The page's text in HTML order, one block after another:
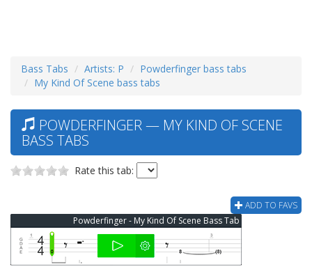
Bass Tabs Artists: P
Powderfinger bass tabs
My Kind Of Scene bass tabs
POWDERFINGER — MY KIND OF SCENE
BASS TABS
Rate this tab:
ADD TO FAVS
Powderfinger - My Kind Of Scene Bass Tab